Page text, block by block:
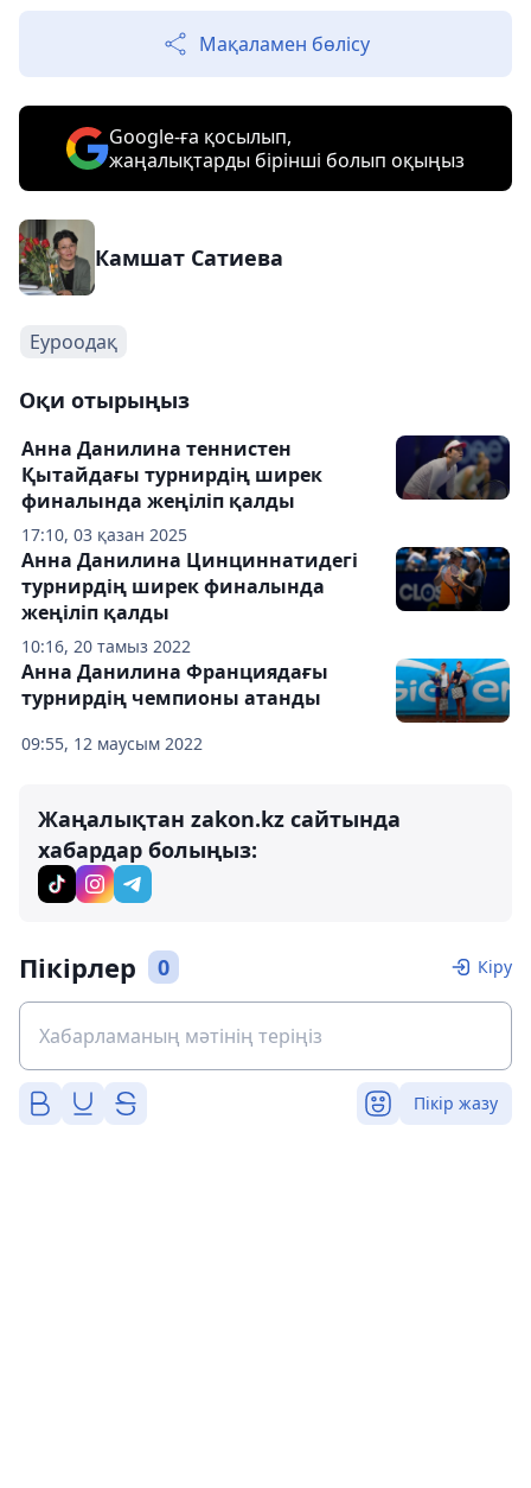
Мақаламен бөлісу
Google-ға қосылып,
жаңалықтарды бірінші болып оқыңыз
Камшат Сатиева
Еуроодақ
Оқи отырыңыз
17:10, 03 қазан 2025
Анна Данилина теннистен
Қытайдағы турнирдің ширек
финалында жеңіліп қалды
10:16, 20 тамыз 2022
Анна Данилина Цинциннатидегі
турнирдің ширек финалында
жеңіліп қалды
09:55, 12 маусым 2022
Анна Данилина Франциядағы
турнирдің чемпионы атанды
Жаңалықтан zakon.kz сайтында
хабардар болыңыз:
Пікірлер 0 Кіру
Пікір жазу